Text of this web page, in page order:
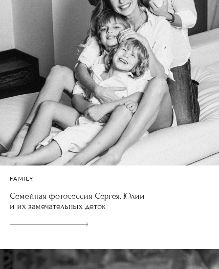
FAMILY
Семейная фотосессия Сергея, Юлии
и их замечательных деток